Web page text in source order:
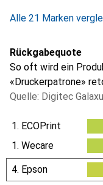
Alle 21 Marken
Rückgabequote
So oft wird ein
«Druckerpatrone»
Quelle: Digitec
1. ECOPrint
1. Wecare
4. Epson